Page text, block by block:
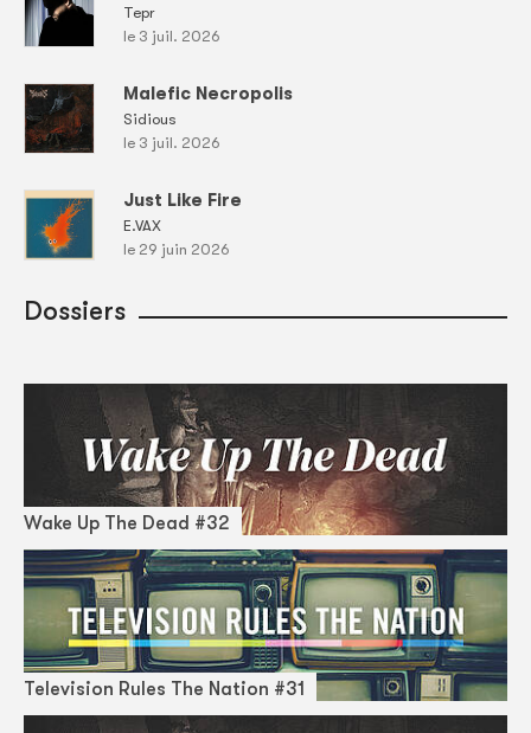
Tepr
le 3 juil. 2026
Malefic Necropolis
Sidious
le 3 juil. 2026
Just Like Fire
E.VAX
le 29 juin 2026
Dossiers
Wake Up The Dead #32
Television Rules The Nation #31